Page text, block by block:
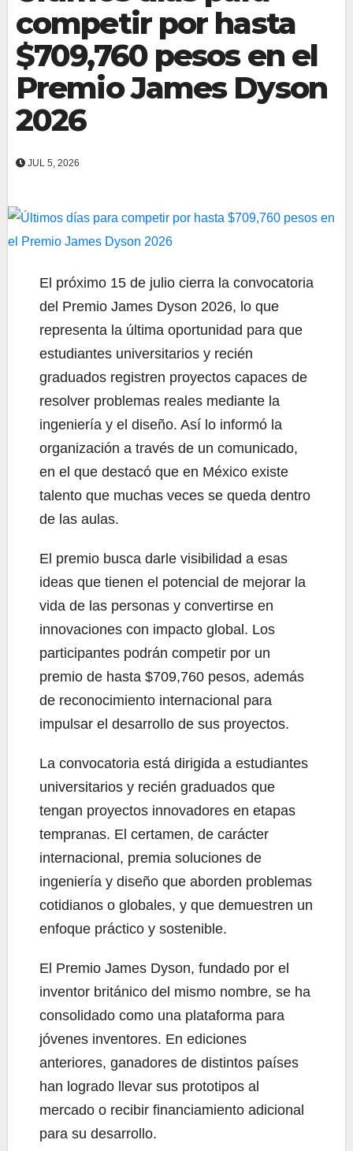
competir por hasta
$709,760 pesos en el
Premio James Dyson
2026
JUL 5, 2026
El próximo 15 de julio cierra la convocatoria
del Premio James Dyson 2026, lo que
representa la última oportunidad para que
estudiantes universitarios y recién
graduados registren proyectos capaces de
resolver problemas reales mediante la
ingeniería y el diseño. Así lo informó la
organización a través de un comunicado,
en el que destacó que en México existe
talento que muchas veces se queda dentro
de las aulas.
El premio busca darle visibilidad a esas
ideas que tienen el potencial de mejorar la
vida de las personas y convertirse en
innovaciones con impacto global. Los
participantes podrán competir por un
premio de hasta $709,760 pesos, además
de reconocimiento internacional para
impulsar el desarrollo de sus proyectos.
La convocatoria está dirigida a estudiantes
universitarios y recién graduados que
tengan proyectos innovadores en etapas
tempranas. El certamen, de carácter
internacional, premia soluciones de
ingeniería y diseño que aborden problemas
cotidianos o globales, y que demuestren un
enfoque práctico y sostenible.
El Premio James Dyson, fundado por el
inventor británico del mismo nombre, se ha
consolidado como una plataforma para
jóvenes inventores. En ediciones
anteriores, ganadores de distintos países
han logrado llevar sus prototipos al
mercado o recibir financiamiento adicional
para su desarrollo.